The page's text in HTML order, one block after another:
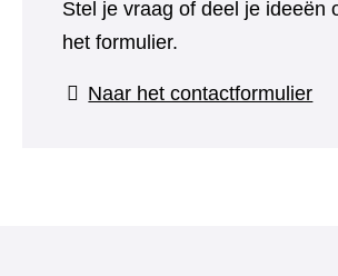
Stel je vraag of deel je ideeën
het formulier.
Naar het contactformulier